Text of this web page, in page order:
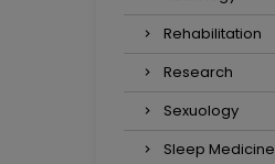
Rehabilitation
Research
Sexuology
Sleep Medicine